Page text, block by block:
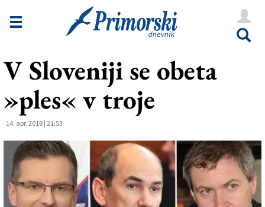
Novice
Goriška
Kultura
Šport
Še
Vreme
V Kioskih
V Sloveniji se obeta
»ples« v troje
14. apr. 2018 | 21:53